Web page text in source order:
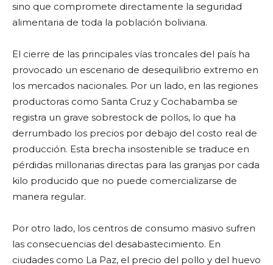
sino que compromete directamente la seguridad
alimentaria de toda la población boliviana.
El cierre de las principales vías troncales del país ha
provocado un escenario de desequilibrio extremo en
los mercados nacionales. Por un lado, en las regiones
productoras como Santa Cruz y Cochabamba se
registra un grave sobrestock de pollos, lo que ha
derrumbado los precios por debajo del costo real de
producción. Esta brecha insostenible se traduce en
pérdidas millonarias directas para las granjas por cada
kilo producido que no puede comercializarse de
manera regular.
Por otro lado, los centros de consumo masivo sufren
las consecuencias del desabastecimiento. En
ciudades como La Paz, el precio del pollo y del huevo